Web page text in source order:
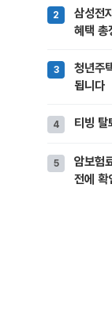
삼성전
혜택 총
청년주
됩니다
티빙 탈
암보험
전에 확